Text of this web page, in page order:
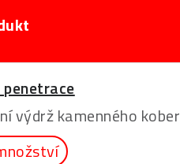
výdrž kamenného